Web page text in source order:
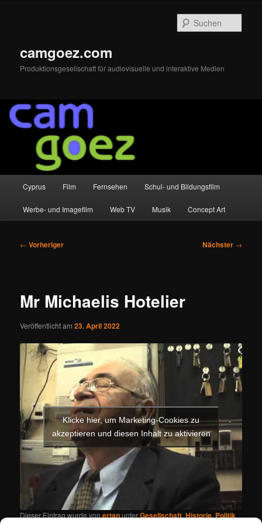
camgoez.com
Produktionsgesellschaft für audiovisuelle und interaktive Medien
Cyprus Film Fernsehen Schul- und Bildungsfilm
Werbe- und Imagefilm Web TV Musik Concept Art
Beitragsnavigation
← Vorheriger Nächster →
Mr Michaelis Hotelier
Veröffentlicht am23. April 2022
Klicke hier, um Marketing-Cookies zu
akzeptieren und diesen Inhalt zu aktivieren
Dieser Eintrag wurde vonertanunterGesellschaft,Historie, Politik